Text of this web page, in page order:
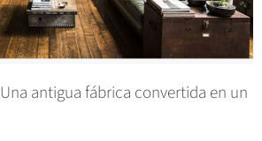
Una antigua fábrica convertida en un